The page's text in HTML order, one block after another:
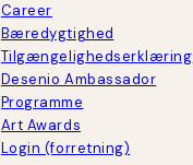
Career
Bæredygtighed
Tilgængelighedserklæring
Desenio Ambassador
Programme
Art Awards
Login (forretning)